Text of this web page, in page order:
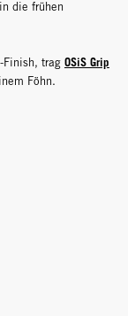
die frühen
Finish, trag OSiS Grip
Föhn.